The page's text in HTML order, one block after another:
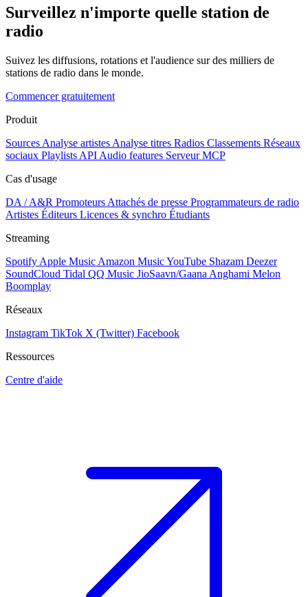
Surveillez n'importe quelle station de
radio
Suivez les diffusions, rotations et l'audience sur des milliers de
stations de radio dans le monde.
Commencer gratuitement
Produit
Sources Analyse artistes Analyse titres Radios Classements Réseaux
sociaux Playlists API Audio features Serveur MCP
Cas d'usage
DA / A&R Promoteurs Attachés de presse Programmateurs de radio
Artistes Éditeurs Licences & synchro Étudiants
Streaming
Spotify Apple Music Amazon MusicYouTube Shazam Deezer
SoundCloud Tidal QQ Music JioSaavn/Gaana Anghami Melon
Boomplay
Réseaux
Instagram TikTok X (Twitter) Facebook
Ressources
Centre d'aide